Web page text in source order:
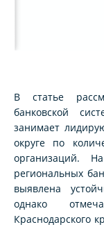
В статье
банковской
занимает
округе по
организаций.
региональных
выявлена
однако
Краснодарского